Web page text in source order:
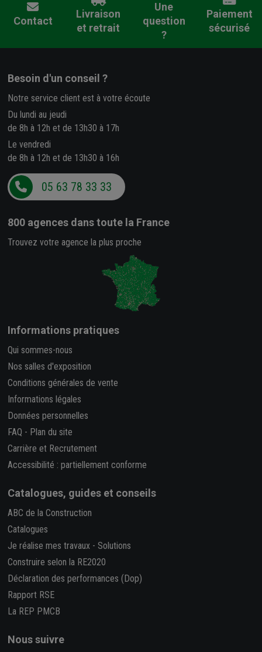
Contact
Livraison
et retrait
Une
question
?
Paiement
sécurisé
Besoin d'un conseil ?
Notre service client est à votre écoute
Du lundi au jeudi
de 8h à 12h et de 13h30 à 17h
Le vendredi
de 8h à 12h et de 13h30 à 16h
05 63 78 33 33
800 agences dans toute la France
Trouvez votre agence la plus proche
Informations pratiques
Qui sommes-nous
Nos salles d'exposition
Conditions générales de vente
Informations légales
Données personnelles
FAQ - Plan du site
Carrière et Recrutement
Accessibilité : partiellement conforme
Catalogues, guides et conseils
ABC de la Construction
Catalogues
Je réalise mes travaux - Solutions
Construire selon la RE2020
Déclaration des performances (Dop)
Rapport RSE
La REP PMCB
Nous suivre